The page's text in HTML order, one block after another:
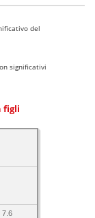
del
significativi
figli
7.6